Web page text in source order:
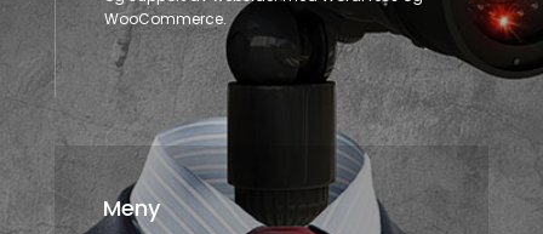
WooCommerce.
Meny